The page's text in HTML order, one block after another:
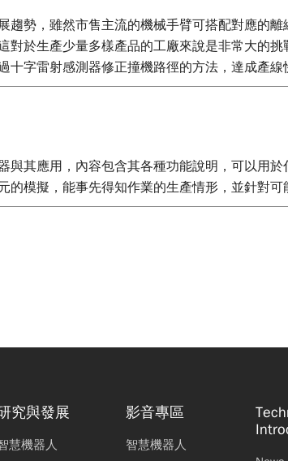
趨勢，雖然市售主流的機械手臂可搭配對應的
對於生產少量多樣產品的工廠來說是非常大的
字雷射感測器修正撞機路徑的方法，達成產線
與其應用，內容包含其各種功能說明，可以用
模擬，能事先得知作業的生產情形，並針對
究與發展
慧機器人
影音專區
智慧機器人